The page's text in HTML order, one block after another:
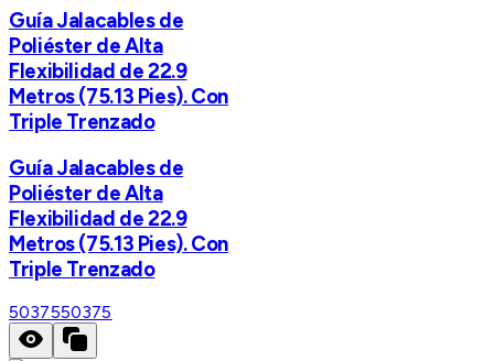
Guía Jalacables de
Poliéster de Alta
Flexibilidad de 22.9
Metros (75.13 Pies). Con
Triple Trenzado
Guía Jalacables de
Poliéster de Alta
Flexibilidad de 22.9
Metros (75.13 Pies). Con
Triple Trenzado
5037550375